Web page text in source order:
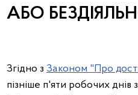
АБО
Згідно з Законом "Про
пізніше п'яти робочих днів